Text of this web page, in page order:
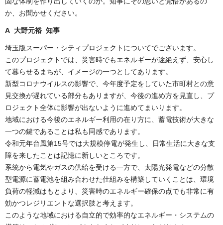
か、お聞かせください。
A 大野元裕 知事
埼玉版スーパー・シティプロジェクトについてでございます。
このプロジェクトでは、災害時でもエネルギーが途絶えず、安心し
て暮らせるまちが、イメージの一つとしてあります。
新型コロナウイルスの影響で、今年度予定をしていた市町村との意
見交換が遅れている部分もありますが、今後の進め方を見直し、プ
ロジェクト全体に影響が出ないように進めてまいります。
地域における今後のエネルギー利用の在り方に、蓄電技術が大きな
一つの鍵であることは私も同感であります。
令和元年台風第15号では大規模停電が発生し、日常生活に大きな支
障を来したことは記憶に新しいところです。
系統から電気やガスの供給を受ける一方で、太陽光発電などの分散
型電源に蓄電池を組み合わせた仕組みを構築していくことは、環境
負荷の軽減はもとより、災害時のエネルギー確保の点でも非常に有
効かつレジリエントな選択肢と考えます。
このような地域における自立的で効率的なエネルギー・システムの